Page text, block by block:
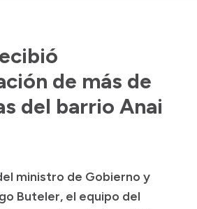
de más de
del barrio Anai
ministro de Gobierno y
Buteler, el equipo del